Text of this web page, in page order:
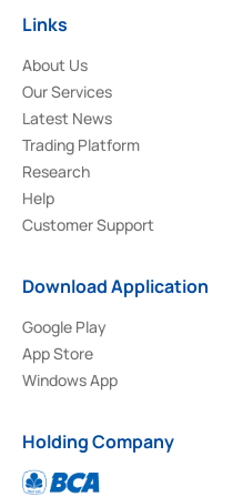
Links
About Us
Our Services
Latest News
Trading Platform
Research
Help
Customer Support
Download Application
Google Play
App Store
Windows App
Holding Company